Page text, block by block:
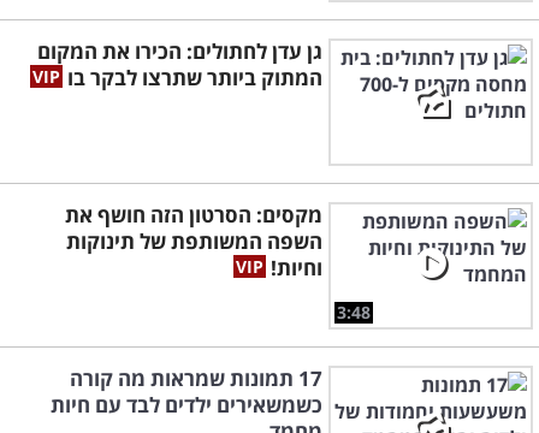
גן עדן לחתולים: הכירו את המקום
המתוק ביותר שתרצו לבקר בו
3:48
מקסים: הסרטון הזה חושף את
השפה המשותפת של תינוקות
וחיות!
17 תמונות שמראות מה קורה
כשמשאירים ילדים לבד עם חיות